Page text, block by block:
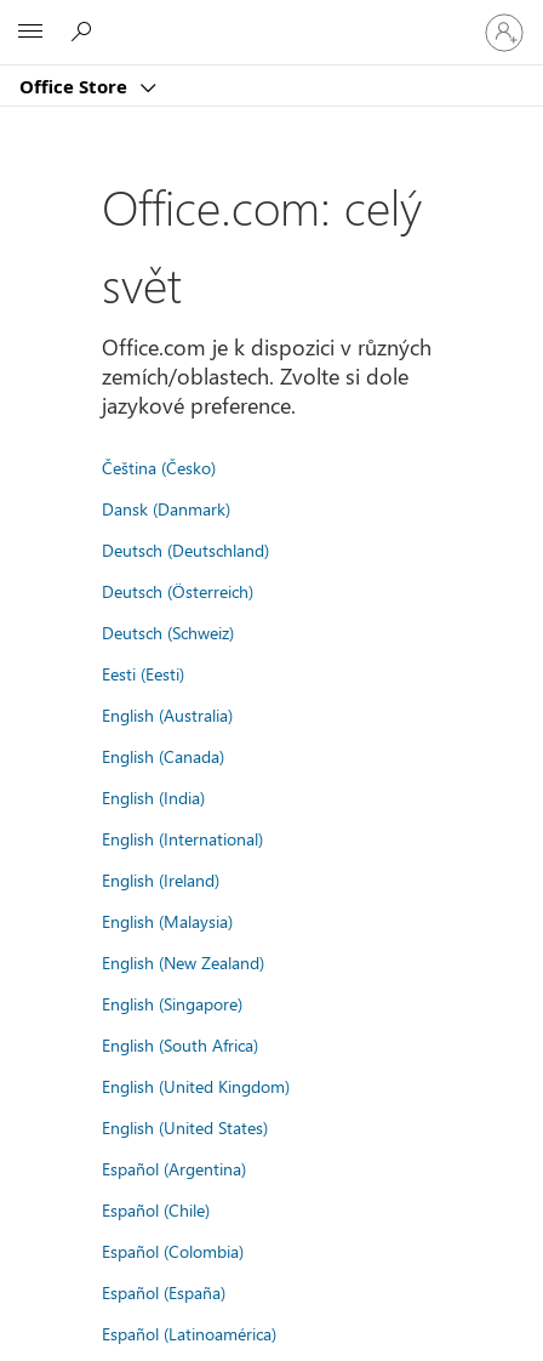
Office Store
se
ke
účtu
Office.com: celý
svět
Office.com je k dispozici v různých
zemích/oblastech. Zvolte si dole
jazykové preference.
Čeština (Česko)
Dansk (Danmark)
Deutsch (Deutschland)
Deutsch (Österreich)
Deutsch (Schweiz)
Eesti (Eesti)
English (Australia)
English (Canada)
English (India)
English (International)
English (Ireland)
English (Malaysia)
English (New Zealand)
English (Singapore)
English (South Africa)
English (United Kingdom)
English (United States)
Español (Argentina)
Español (Chile)
Español (Colombia)
Español (España)
Español (Latinoamérica)